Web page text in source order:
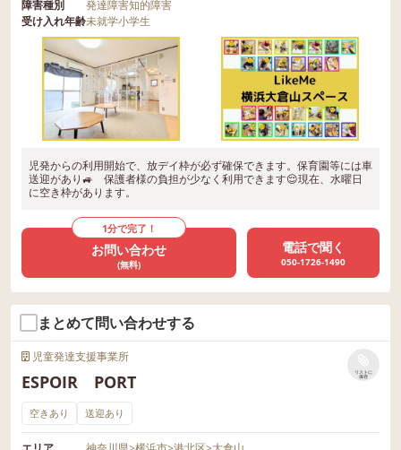
障害種別 発達障害知的障害
受け入れ年齢未就学小学生
児発からの利用開始で、放デイ枠が必ず確保できます。保育園等には車
送迎があり🚙 保護者様の負担が少なく利用できます😌現在、水曜日
に空き枠があります。
1分で完了！
お問い合わせ
(無料)
電話で聞く
050-1726-1490
まとめて問い合わせする
児童発達支援事業所
ESPOIR PORT
リストに
保存
空きあり 送迎あり